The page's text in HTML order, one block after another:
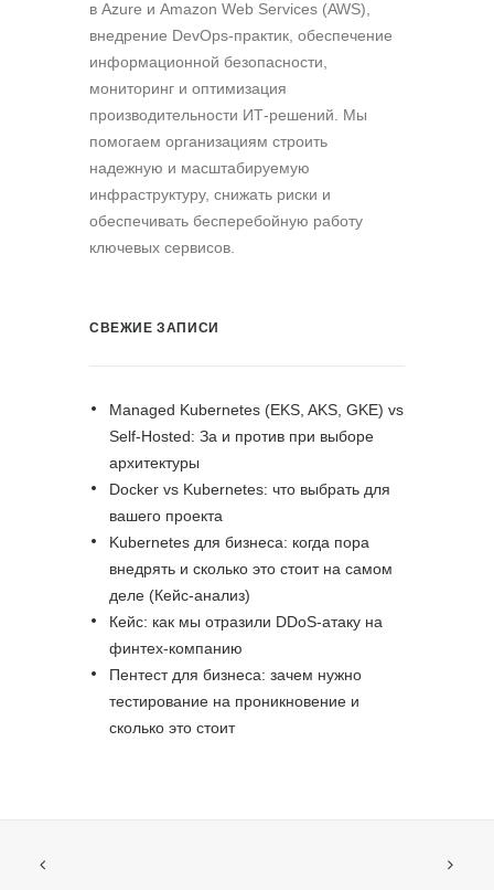
в Azure и Amazon Web Services (AWS),
внедрение DevOps-практик, обеспечение
информационной безопасности,
мониторинг и оптимизация
производительности ИТ-решений. Мы
помогаем организациям строить
надежную и масштабируемую
инфраструктуру, снижать риски и
обеспечивать бесперебойную работу
ключевых сервисов.
СВЕЖИЕ ЗАПИСИ
Managed Kubernetes (EKS, AKS, GKE) vs
Self-Hosted: За и против при выборе
архитектуры
Docker vs Kubernetes: что выбрать для
вашего проекта
Kubernetes для бизнеса: когда пора
внедрять и сколько это стоит на самом
деле (Кейс-анализ)
Кейс: как мы отразили DDoS-атаку на
финтех-компанию
Пентест для бизнеса: зачем нужно
тестирование на проникновение и
сколько это стоит